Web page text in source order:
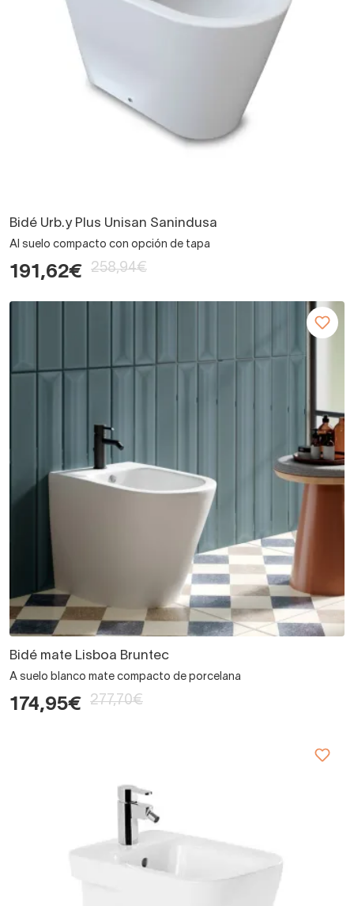
Bidé Urb.y Plus Unisan Sanindusa
Al suelo compacto con opción de tapa
191,62€ 258,94€
Bidé mate Lisboa Bruntec
A suelo blanco mate compacto de porcelana
174,95€ 277,70€